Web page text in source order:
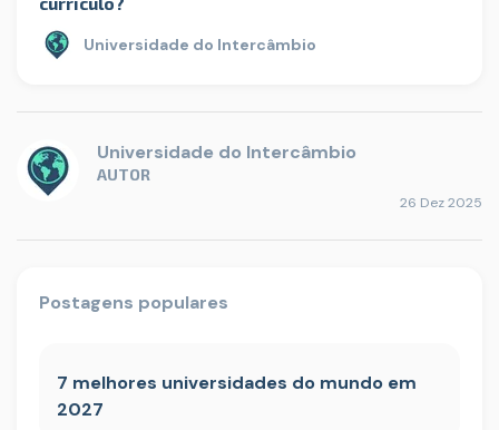
Universidade do Intercâmbio
Universidade do Intercâmbio
AUTOR
26 Dez 2025
Postagens populares
7 melhores universidades do mundo em
2027